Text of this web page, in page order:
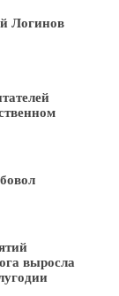
Логинов
выросла